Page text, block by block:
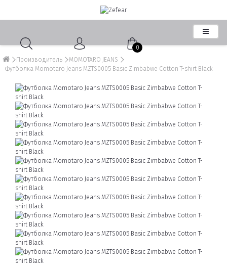
0
Производитель
MOMOTARO JEANS
Футболка Momotaro Jeans MZTS0005 Basic Zimbabwe Cotton T-shirt Black